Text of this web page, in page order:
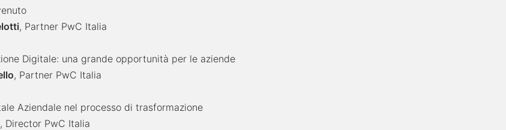
, Partner PwC Italia
Digitale: una grande opportunità per le aziende
, Partner PwC Italia
Aziendale nel processo di trasformazione
, Director PwC Italia